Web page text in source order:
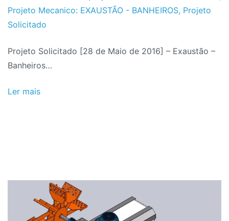
Projeto
Maio
de
Projeto Mecanico: EXAUSTÃO - BANHEIROS, Projeto
Solicitado
Projeto Solicitado [28 de Maio de 2016] – Exaustão –
Banheiros…
Ler mais